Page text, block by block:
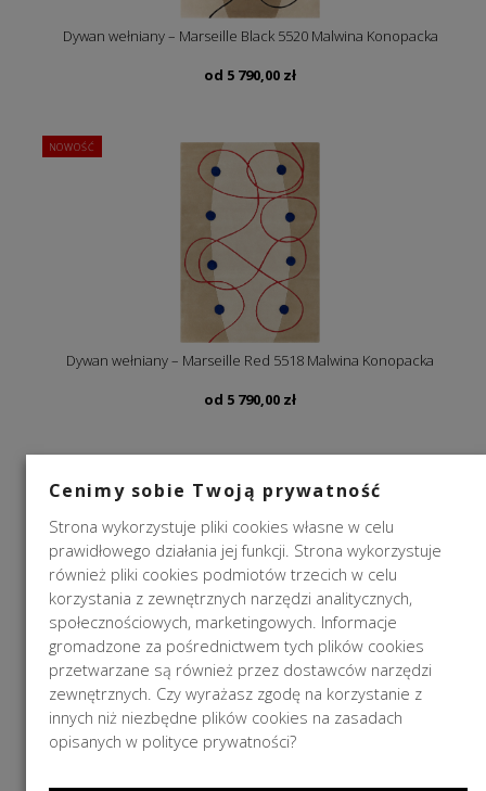
Dywan wełniany – Marseille Black 5520 Malwina Konopacka
od 5 790,00 zł
NOWOŚĆ
Dywan wełniany – Marseille Red 5518 Malwina Konopacka
od 5 790,00 zł
Dywan wełniany – Berlin Cobalt 5522 Malwina Konopacka
od5 790,00zł
Cenimy sobie Twoją prywatność
Strona wykorzystuje pliki cookies własne w celu
prawidłowego działania jej funkcji. Strona wykorzystuje
również pliki cookies podmiotów trzecich w celu
korzystania z zewnętrznych narzędzi analitycznych,
społecznościowych, marketingowych. Informacje
gromadzone za pośrednictwem tych plików cookies
przetwarzane są również przez dostawców narzędzi
zewnętrznych. Czy wyrażasz zgodę na korzystanie z
innych niż niezbędne plików cookies na zasadach
opisanych w polityce prywatności?